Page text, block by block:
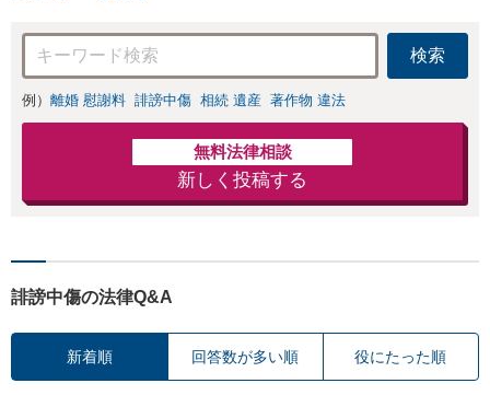
検索
例） 離婚 慰謝料 誹謗中傷 相続 遺産 著作物 違法
無料法律相談
新しく投稿する
誹謗中傷の法律Q&A
新着順 回答数が多い順 役にたった順